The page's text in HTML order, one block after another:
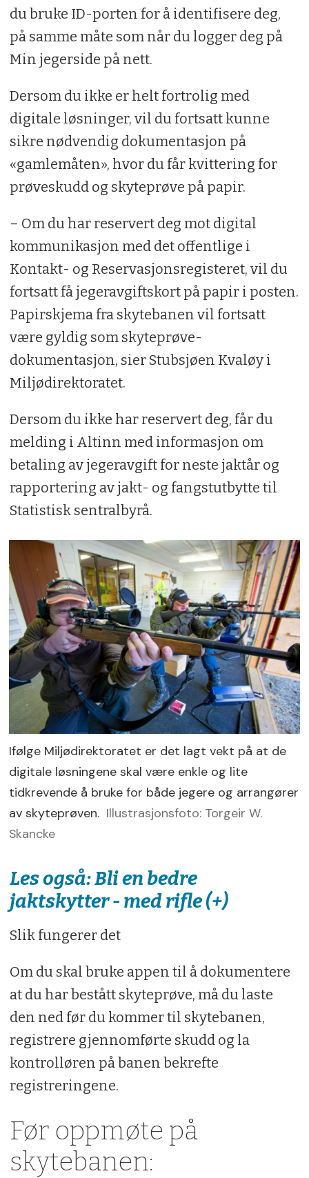
du bruke ID-porten for å identifisere deg,
på samme måte som når du logger deg på
Min jegerside på nett.
Dersom du ikke er helt fortrolig med
digitale løsninger, vil du fortsatt kunne
sikre nødvendig dokumentasjon på
«gamlemåten», hvor du får kvittering for
prøveskudd og skyteprøve på papir.
– Om du har reservert deg mot digital
kommunikasjon med det offentlige i
Kontakt- og Reservasjonsregisteret, vil du
fortsatt få jegeravgiftskort på papir i posten.
Papirskjema fra skytebanen vil fortsatt
være gyldig som skyteprøve-
dokumentasjon, sier Stubsjøen Kvaløy i
Miljødirektoratet.
Dersom du ikke har reservert deg, får du
melding i Altinn med informasjon om
betaling av jegeravgift for neste jaktår og
rapportering av jakt- og fangstutbytte til
Statistisk sentralbyrå.
Ifølge Miljødirektoratet er det lagt vekt på at de
digitale løsningene skal være enkle og lite
tidkrevende å bruke for både jegere og arrangører
av skyteprøven. Illustrasjonsfoto: Torgeir W.
Skancke
Les også: Bli en bedre
jaktskytter - med rifle (+)
Slik fungerer det
Om du skal bruke appen til å dokumentere
at du har bestått skyteprøve, må du laste
den ned før du kommer til skytebanen,
registrere gjennomførte skudd og la
kontrolløren på banen bekrefte
registreringene.
Før oppmøte på
skytebanen: